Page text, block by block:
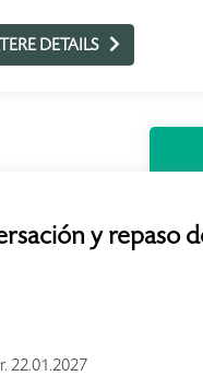
DETAILS
y repaso
22.01.2027